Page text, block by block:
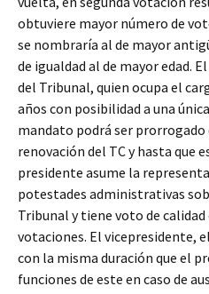
obtuviere mayor número de
se nombraría al de mayor
de igualdad al de mayor edad.
del Tribunal, quien ocupa el
años con posibilidad a una
mandato podrá ser prorrogado
renovación del TC y hasta que
presidente asume la
potestades administrativas
Tribunal y tiene voto de calidad
votaciones. El vicepresidente,
con la misma duración que el
funciones de este en caso de